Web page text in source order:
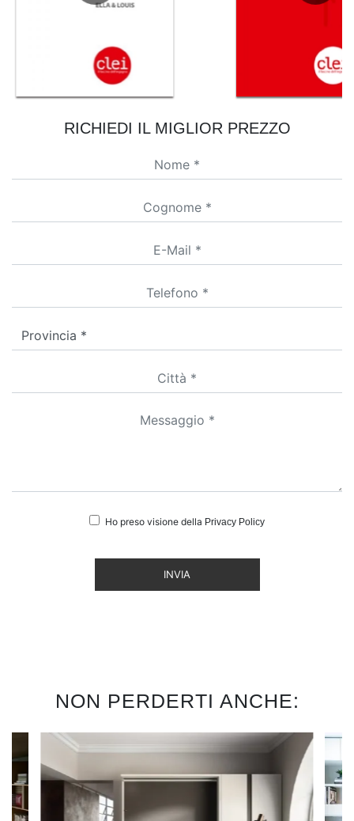
RICHIEDI IL MIGLIOR PREZZO
Ho preso visione della Privacy Policy
INVIA
NON PERDERTI ANCHE: